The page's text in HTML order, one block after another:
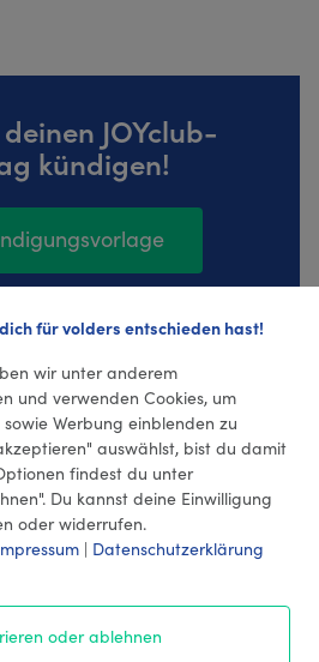
JOYclub-
kündigen!
(4,37 Durchschnitt)
für volders entschieden hast!
wir unter anderem
und verwenden Cookies, um
Werbung einblenden zu
auswählst, bist du damit
findest du unter
Du kannst deine Einwilligung
oder widerrufen.
| Datenschutzerklärung
oder ablehnen